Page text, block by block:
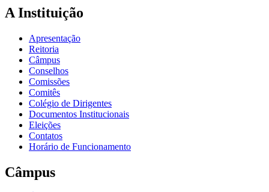
A Instituição
Apresentação
Reitoria
Câmpus
Conselhos
Comissões
Comitês
Colégio de Dirigentes
Documentos Institucionais
Eleições
Contatos
Horário de Funcionamento
Câmpus